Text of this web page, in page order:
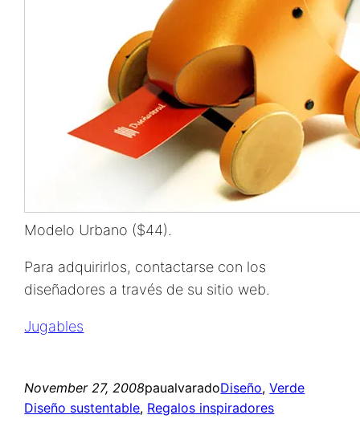
Modelo Urbano ($44).
Para adquirirlos, contactarse con los
diseñadores a través de su sitio web.
Jugables
November 27, 2008paualvaradoDiseño, Verde
Diseño sustentable, Regalos inspiradores